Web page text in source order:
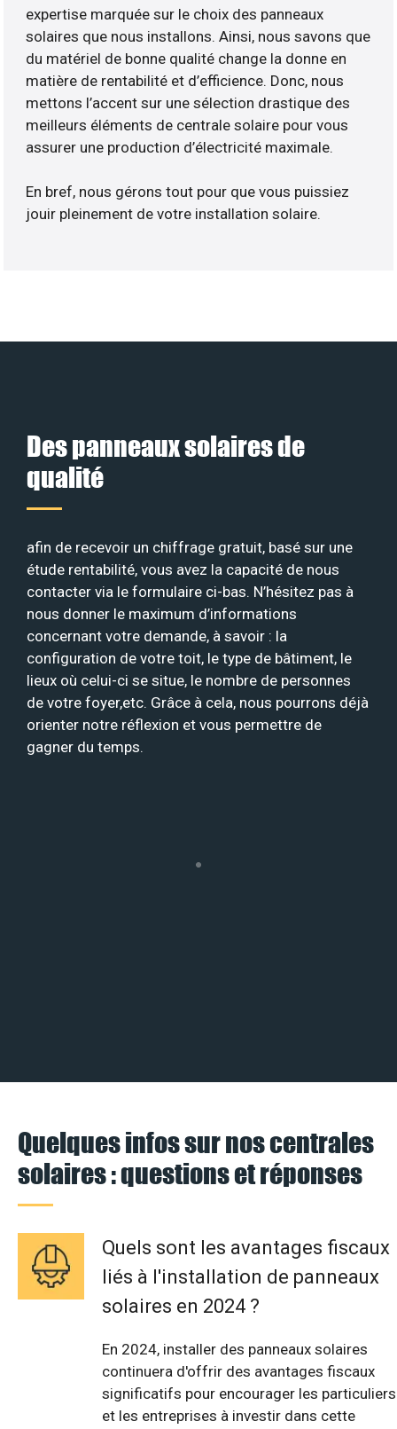
expertise marquée sur le choix des panneaux
solaires que nous installons. Ainsi, nous savons que
du matériel de bonne qualité change la donne en
matière de rentabilité et d’efficience. Donc, nous
mettons l’accent sur une sélection drastique des
meilleurs éléments de centrale solaire pour vous
assurer une production d’électricité maximale.
En bref, nous gérons tout pour que vous puissiez
jouir pleinement de votre installation solaire.
Des panneaux solaires de
qualité
afin de recevoir un chiffrage gratuit, basé sur une
étude rentabilité, vous avez la capacité de nous
contacter via le formulaire ci-bas. N’hésitez pas à
nous donner le maximum d’informations
concernant votre demande, à savoir : la
configuration de votre toit, le type de bâtiment, le
lieux où celui-ci se situe, le nombre de personnes
de votre foyer,etc. Grâce à cela, nous pourrons déjà
orienter notre réflexion et vous permettre de
gagner du temps.
Quelques infos sur nos centrales
solaires : questions et réponses
Quels sont les avantages fiscaux
liés à l'installation de panneaux
solaires en 2024 ?
En 2024, installer des panneaux solaires
continuera d'offrir des avantages fiscaux
significatifs pour encourager les particuliers
et les entreprises à investir dans cette